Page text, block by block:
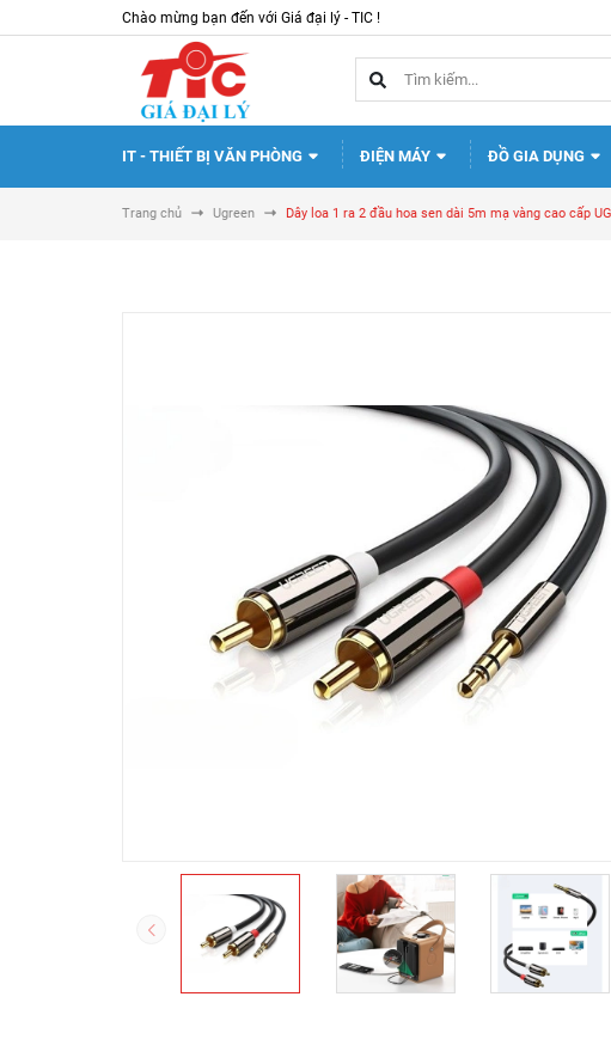
Chào mừng bạn đến với Giá đại lý - TIC !
IT - THIẾT BỊ VĂN PHÒNG ĐIỆN MÁY ĐỒ GIA DỤNG
Trang chủ Ugreen Dây loa 1 ra 2 đầu hoa sen dài 5m mạ vàng cao cấp